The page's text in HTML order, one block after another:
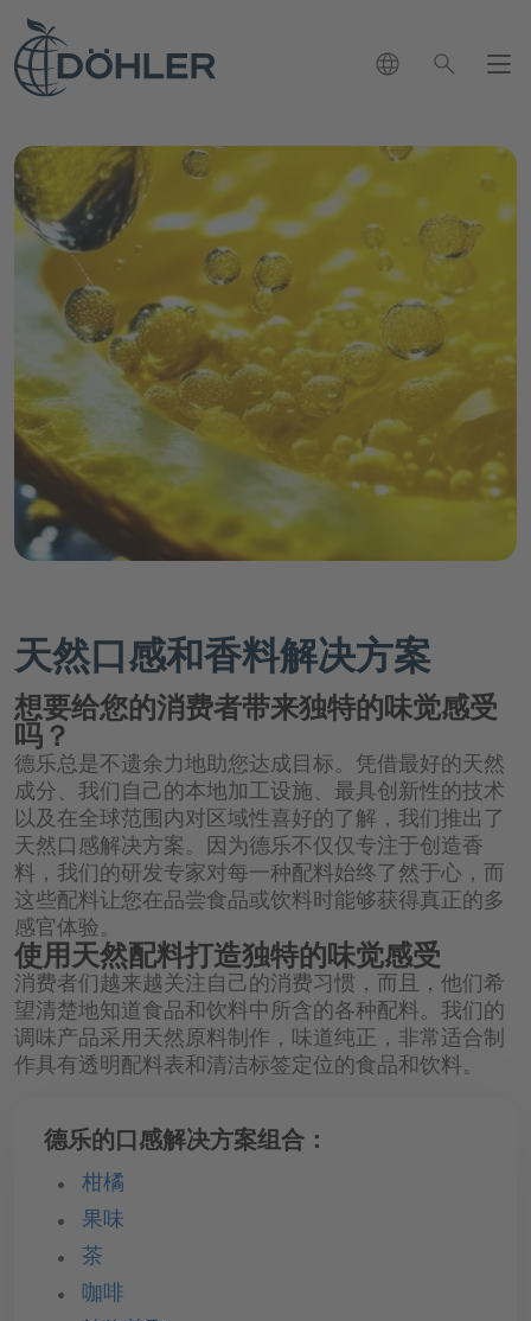
新闻
联系方式
市场
chevron_left回到主菜单
市场概览页
生命科学与营养产业
饮料行业
chevron_right
chevron_left 回到 "市场"
水
软饮料
果汁和果汁饮料
茶
咖啡
啤酒厂
苹果酒、葡萄酒和烈酒
食品行业 chevron_right
食品行业概览页
乳制品
冰淇淋
糖果
烘焙
谷物和零食
烹饪
chevron_left回到 "市场"
Channels概览页
餐饮服务行业
Retail and e-Commerce
应用与解决方案
chevron_left回到主菜单
应用与解决方案概览页
饮料应用
软饮料和水
chevron_left
软饮料和水概览页
近水饮料
可乐&碳酸饮料
运动饮料
纯果汁和果汁饮料
chevron_right
chevron_left回到 "应用与解决方案"
纯果汁和果汁饮料概览页
纯果汁&中浓度果汁饮料
低浓度果汁饮料
思慕昔
果汁碳酸
速溶饮料
茶，咖啡和草本饮品
chevron_right
chevron_left回到 "应用与解决方案"
茶，咖啡和草本饮品概览页
茶饮与草本饮品
咖啡饮料
啤酒和麦芽饮料 chevron_right
chevron_left回到 "应用与解决方案"
啤酒和麦芽饮料概览页
啤酒
啤酒混合饮料
谷物和麦芽饮料
苹果酒，葡萄酒和烈酒
chevron_left回到 "应用与解决方案"
苹果酒，葡萄酒和烈酒概览页
苹果酒
葡萄酒
烈酒和利口酒
食品应用
植物基产品 chevron_right
chevron_left
植物基产品概览页
植物性饮料
植物性甜品
chevron_left回到 "应用与解决方案"
乳制品&冰淇淋概览页
乳饮料
烘焙产品
chevron_left回到 "应用与解决方案"
烘焙产品概览页
糖果
chevron_left回到 "应用与解决方案"
谷物和零食产品解决方案
chevron_left
我们的产品组合 chevron_right
chevron_left回到主菜单
我们的产品组合概览页
天然口感和香料解决方案 chevron_right
天然口感和香料解决方案概览页
水果味
茶
咖啡原料
食品和饮料用植物原料
棕色和白色
啤酒
葡萄酒和烈酒
chevron_left回到 "我们的产品组合"
口感改良和甜味系统概览页
口感改良
增甜系统
组织形成剂
健康配料
chevron_right
chevron_left回到 "我们的产品组合"
健康配料概览页
肠道健康
精力充沛
RelaxationHEROES
天然色素 chevron_right
chevron_left回到 "我们的产品组合"
天然色素概览页
柠檬黄
琥珀橙
宝石红
橄榄绿
宝石蓝
虎眼棕
玛瑙黑
涂层系统
创新产品用植物性原料
chevron_right
chevron_left回到 "我们的产品组合"
创新产品用植物性原料概览页
谷物&麦芽类
豆类
蛋白质
食品和饮料用果蔬原料
chevron_left回到 "我们的产品组合"
食品和饮料用果蔬原料概览页
鲜榨即灌果汁
果泥
浓缩果汁
特种浓缩果汁
干果&蔬菜配料 chevron_right
chevron_left回到 "我们的产品组合"
冻干水果
果蔬粒
软爆珠
脱水系统和解决方案
chevron_left回到 "我们的产品组合"
配料系统概览页
主剂
服务与解决方案
chevron_left回到 "我们的产品组合"
服务与解决方案概览页
DMD® – Döhler Microsafety Design®
可持续性发展
职业生涯
chevron_right
chevron_left回到主菜单
文化检验C
专业人员
应聘流程与常见问题解答
塑造营养未来
发现来自不同领域的各种机会
访问职位门户网站
Job
Portal
德乐介绍 chevron_right
德乐介绍概览页
我们是谁
Our Fundamentals
We bring ideas to life.
chevron_right
chevron_left回到 "德乐介绍"
We bring ideas to life.概览页
全球采购
创新技术
营养卓越
Multi-Sensory Experiences
我们的所在地
公司管理
行为准则
chevron_right
chevron_left回到 "德乐介绍"
行为规范
我们的历史
质量与食品安全
chevron_left回到 "德乐介绍"
质量与食品安全概览页
Quality & Food Safety Policy
证书
Innovation Platform
Döhler|Ventures
D|PLUS
Customer Login
language search
方案
组合
展
close
我们可以怎样帮助您？
天然口感和香料解决方案
想要给您的消费者带来独特的味觉感受
吗？
德乐总是不遗余力地助您达成目标。凭借最好的天然
成分、我们自己的本地加工设施、最具创新性的技术
以及在全球范围内对区域性喜好的了解，我们推出了
天然口感解决方案。因为德乐不仅仅专注于创造香
料，我们的研发专家对每一种配料始终了然于心，而
这些配料让您在品尝食品或饮料时能够获得真正的多
感官体验。
使用天然配料打造独特的味觉感受
消费者们越来越关注自己的消费习惯，而且，他们希
望清楚地知道食品和饮料中所含的各种配料。我们的
调味产品采用天然原料制作，味道纯正，非常适合制
作具有透明配料表和清洁标签定位的食品和饮料。
德乐的口感解决方案组合：
柑橘
果味
茶
咖啡